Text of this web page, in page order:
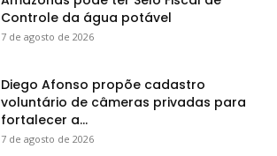
Controle da água potável
7 de agosto de 2026
Diego Afonso propõe cadastro
voluntário de câmeras privadas para
fortalecer a...
7 de agosto de 2026